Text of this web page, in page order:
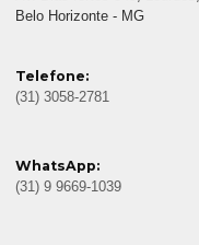
Belo Horizonte - MG
Telefone:
(31) 3058-2781
WhatsApp:
(31) 9 9669-1039